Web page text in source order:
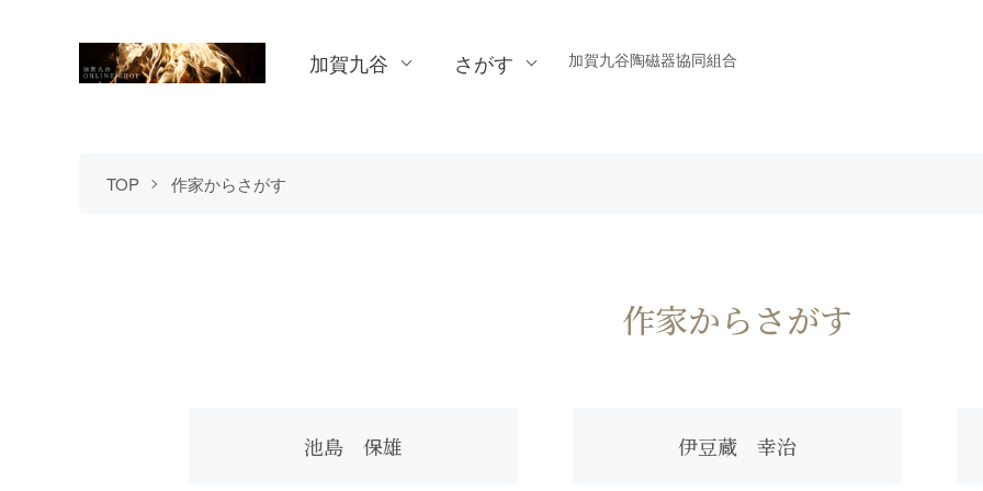
加賀九谷 さがす 加賀九谷陶磁器協同組合
TOP 作家からさがす
作家からさがす
池島 保雄 伊豆蔵 幸治